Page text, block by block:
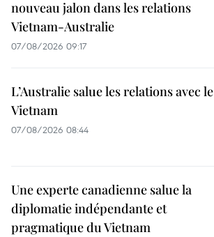
nouveau jalon dans les relations
Vietnam-Australie
07/08/2026 09:17
L’Australie salue les relations avec le
Vietnam
07/08/2026 08:44
Une experte canadienne salue la
diplomatie indépendante et
pragmatique du Vietnam